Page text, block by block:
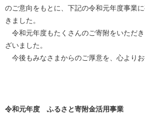
のご意向をもとに、下記の令和元年度事業
きました。
令和元年度もたくさんのご寄附をいただ
ざいました。
今後もみなさまからのご厚意を、心よりお
令和元年度 ふるさと寄附金活用事業